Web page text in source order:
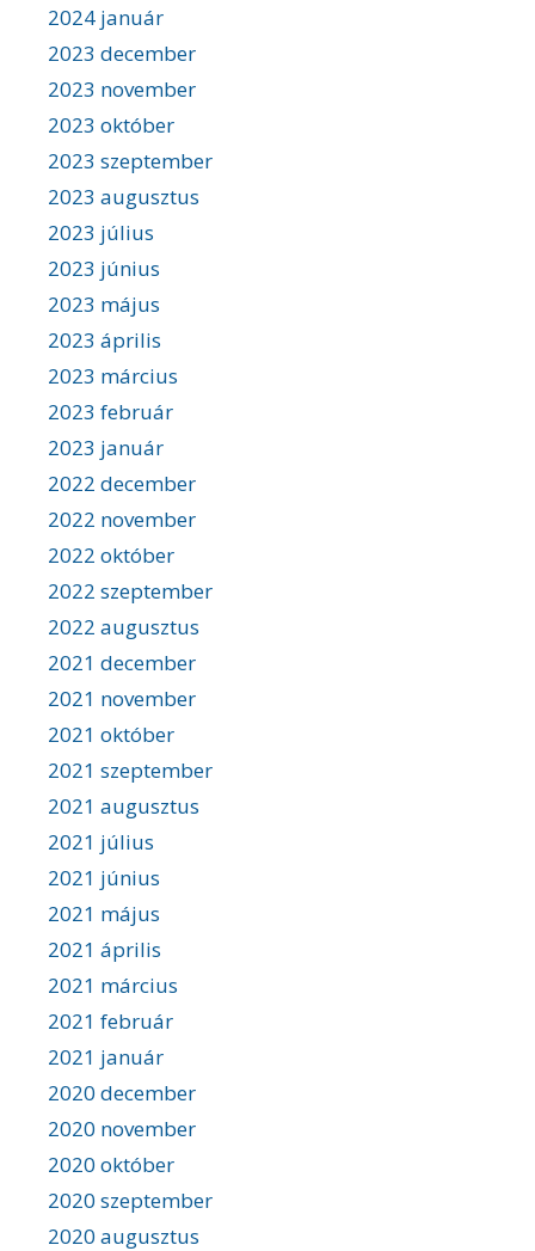
2024 január
2023 december
2023 november
2023 október
2023 szeptember
2023 augusztus
2023 július
2023 június
2023 május
2023 április
2023 március
2023 február
2023 január
2022 december
2022 november
2022 október
2022 szeptember
2022 augusztus
2021 december
2021 november
2021 október
2021 szeptember
2021 augusztus
2021 július
2021 június
2021 május
2021 április
2021 március
2021 február
2021 január
2020 december
2020 november
2020 október
2020 szeptember
2020 augusztus